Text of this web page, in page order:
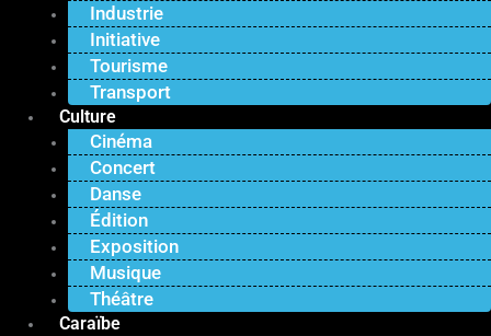
Industrie
Initiative
Tourisme
Transport
Culture
Cinéma
Concert
Danse
Édition
Exposition
Musique
Théâtre
Caraïbe